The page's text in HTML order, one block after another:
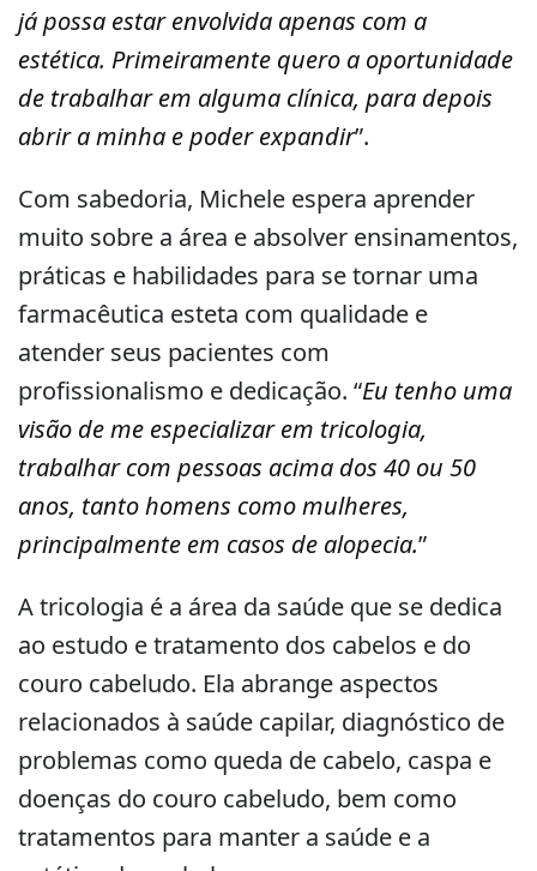
já possa estar envolvida apenas com a
estética. Primeiramente quero a oportunidade
de trabalhar em alguma clínica, para depois
abrir a minha e poder expandir”.
Com sabedoria, Michele espera aprender
muito sobre a área e absolver ensinamentos,
práticas e habilidades para se tornar uma
farmacêutica esteta com qualidade e
atender seus pacientes com
profissionalismo e dedicação. “Eu tenho uma
visão de me especializar em tricologia,
trabalhar com pessoas acima dos 40 ou 50
anos, tanto homens como mulheres,
principalmente em casos de alopecia.”
A tricologia é a área da saúde que se dedica
ao estudo e tratamento dos cabelos e do
couro cabeludo. Ela abrange aspectos
relacionados à saúde capilar, diagnóstico de
problemas como queda de cabelo, caspa e
doenças do couro cabeludo, bem como
tratamentos para manter a saúde e a